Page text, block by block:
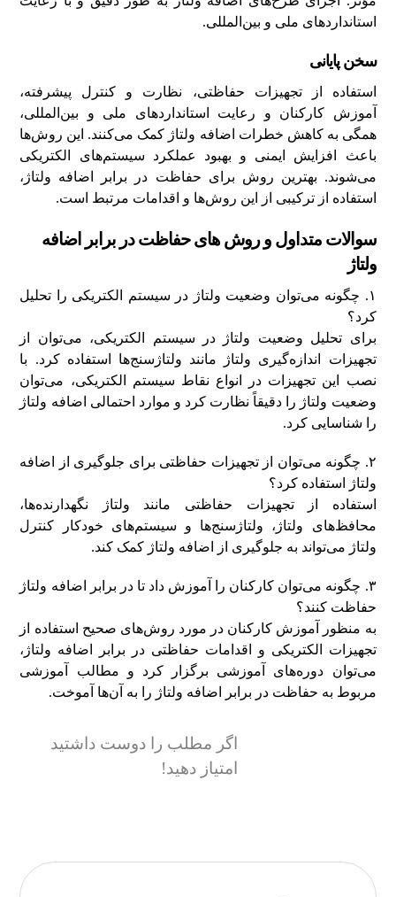
استانداردهای ملی و بین‌المللی.
سخن پایانی
استفاده از تجهیزات حفاظتی، نظارت و کنترل پیشرفته،
آموزش کارکنان و رعایت استانداردهای ملی و بین‌المللی،
همگی به کاهش خطرات اضافه ولتاژ کمک می‌کنند. این روش‌ها
باعث افزایش ایمنی و بهبود عملکرد سیستم‌های الکتریکی
می‌شوند. بهترین روش برای حفاظت در برابر اضافه ولتاژ،
استفاده از ترکیبی از این روش‌ها و اقدامات مرتبط است.
سوالات متداول و روش های حفاظت در برابر اضافه
ولتاژ
۱. چگونه می‌توان وضعیت ولتاژ در سیستم الکتریکی را تحلیل
کرد؟
برای تحلیل وضعیت ولتاژ در سیستم الکتریکی، می‌توان از
تجهیزات اندازه‌گیری ولتاژ مانند ولتاژ‌سنج‌ها استفاده کرد. با
نصب این تجهیزات در انواع نقاط سیستم الکتریکی، می‌توان
وضعیت ولتاژ را دقیقاً نظارت کرد و موارد احتمالی اضافه ولتاژ
را شناسایی کرد.
۲. چگونه می‌توان از تجهیزات حفاظتی برای جلوگیری از اضافه
ولتاژ استفاده کرد؟
استفاده از تجهیزات حفاظتی مانند ولتاژ‌ نگهدارنده‌ها،
محافظ‌های ولتاژ، ولتاژ‌سنج‌ها و سیستم‌های خودکار کنترل
ولتاژ می‌تواند به جلوگیری از اضافه ولتاژ کمک کند.
۳. چگونه می‌توان کارکنان را آموزش داد تا در برابر اضافه ولتاژ
حفاظت کنند؟
به منظور آموزش کارکنان در مورد روش‌های صحیح استفاده از
تجهیزات الکتریکی و اقدامات حفاظتی در برابر اضافه ولتاژ،
می‌توان دوره‌های آموزشی برگزار کرد و مطالب آموزشی
مربوط به حفاظت در برابر اضافه ولتاژ را به آن‌ها آموخت.
اگر مطلب را دوست داشتید
امتیاز دهید!